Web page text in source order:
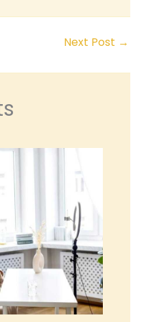
Next Post →